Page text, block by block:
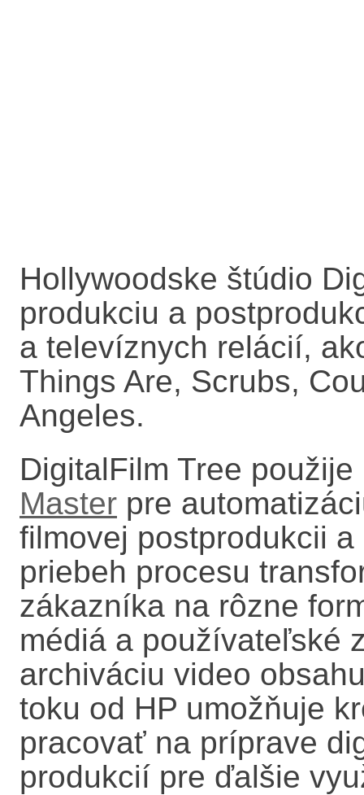
Hollywoodske štúdio
produkciu a
a televíznych relácií,
Things Are, Scrubs,
Angeles.
DigitalFilm Tree
Master pre
filmovej postprodukcii
priebeh procesu
zákazníka na rôzne
médiá a používateľské
archiváciu video
toku od HP umožňuje
pracovať na príprave
produkcií pre ďalšie